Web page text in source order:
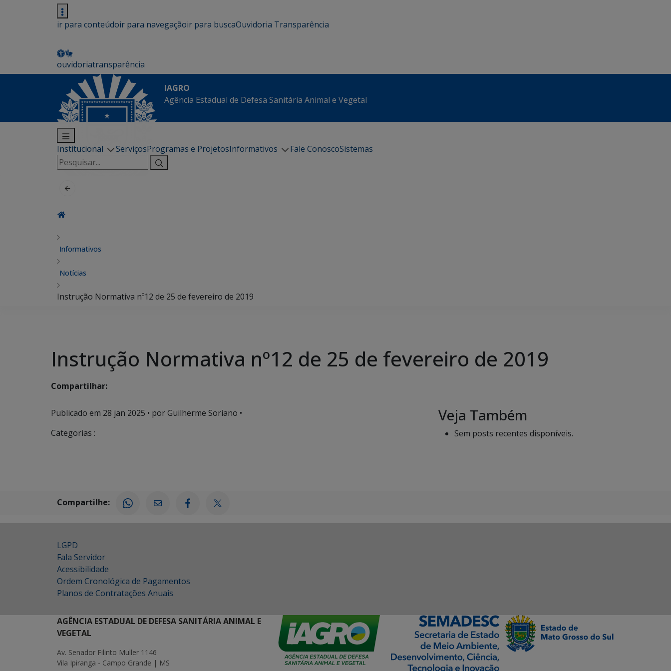
ir para conteúdoir para navegaçãoir para buscaOuvidoria Transparência
ouvidoriatransparência
IAGRO
Agência Estadual de Defesa Sanitária Animal e Vegetal
Institucional ServiçosProgramas e ProjetosInformativos Fale ConoscoSistemas
Pesquisar
por:
Informativos
Notícias
Instrução Normativa nº12 de 25 de fevereiro de 2019
Instrução Normativa nº12 de 25 de fevereiro de 2019
Compartilhar:
Publicado em 28 jan 2025 • por Guilherme Soriano •
Categorias :
Veja Também
Sem posts recentes disponíveis.
Compartilhe:
LGPD
Fala Servidor
Acessibilidade
Ordem Cronológica de Pagamentos
Planos de Contratações Anuais
AGÊNCIA ESTADUAL DE DEFESA SANITÁRIA ANIMAL E
VEGETAL
Av. Senador Filinto Muller 1146
Vila Ipiranga - Campo Grande | MS